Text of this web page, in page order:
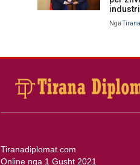
Nga
Tiranadiplomat.com
Online nga 1 Gusht 2021